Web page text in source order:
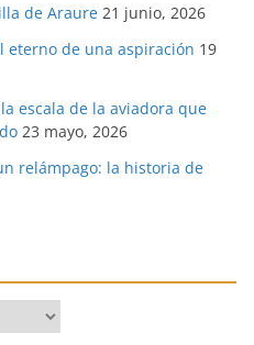
de Araure 21 junio, 2026
eterno de una aspiración 19
escala de la aviadora que
23 mayo, 2026
relámpago: la historia de